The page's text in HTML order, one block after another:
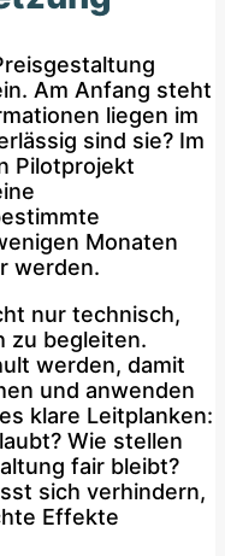
Am Anfang steht
liegen im
sind sie? Im
Pilotprojekt
Monaten
werden.
nur technisch,
zu begleiten.
werden, damit
und anwenden
klare Leitplanken:
Wie stellen
fair bleibt?
sich verhindern,
Effekte